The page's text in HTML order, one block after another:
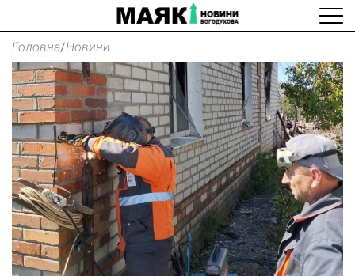
Головна/Новини